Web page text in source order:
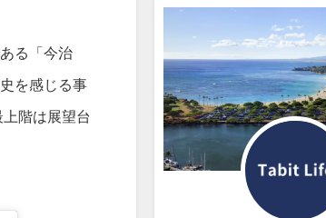
る「今治
を感じる事
階は展望台